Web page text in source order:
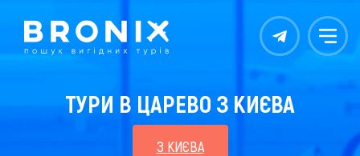
Контакты Меню
ТУРИ В ЦАРЕВО З КИЄВА
З КИЄВА